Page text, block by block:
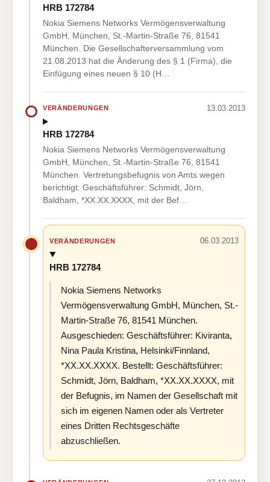
HRB 172784
Nokia Siemens Networks Vermögensverwaltung
GmbH, München, St.-Martin-Straße 76, 81541
München. Die Gesellschafterversammlung vom
21.08.2013 hat die Änderung des § 1 (Firma), die
Einfügung eines neuen § 10 (H…
VERÄNDERUNGEN 13.03.2013
HRB 172784
Nokia Siemens Networks Vermögensverwaltung
GmbH, München, St.-Martin-Straße 76, 81541
München. Vertretungsbefugnis von Amts wegen
berichtigt: Geschäftsführer: Schmidt, Jörn,
Baldham, *XX.XX.XXXX, mit der Bef…
VERÄNDERUNGEN 06.03.2013
HRB 172784
Nokia Siemens Networks
Vermögensverwaltung GmbH, München, St.-
Martin-Straße 76, 81541 München.
Ausgeschieden: Geschäftsführer: Kiviranta,
Nina Paula Kristina, Helsinki/Finnland,
*XX.XX.XXXX. Bestellt: Geschäftsführer:
Schmidt, Jörn, Baldham, *XX.XX.XXXX, mit
der Befugnis, im Namen der Gesellschaft mit
sich im eigenen Namen oder als Vertreter
eines Dritten Rechtsgeschäfte
abzuschließen.